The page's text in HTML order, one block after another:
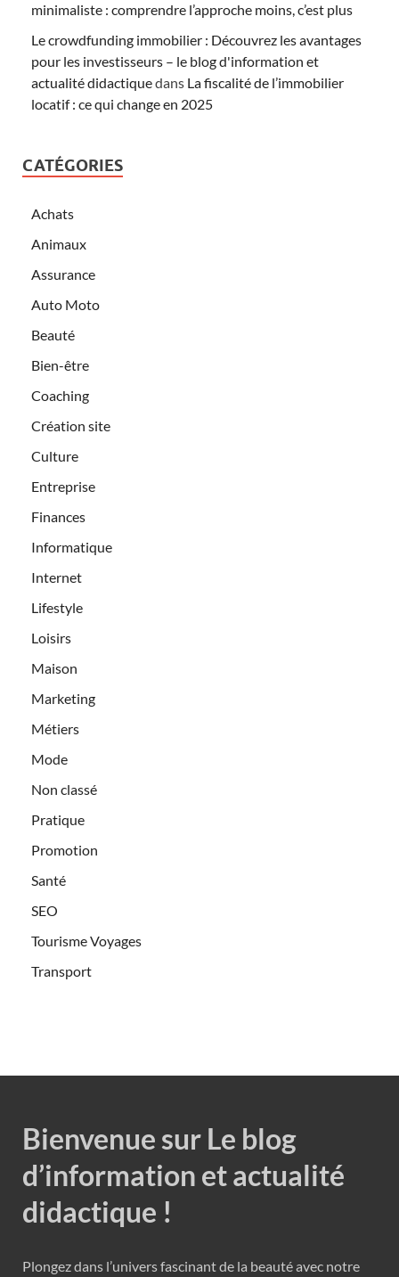
minimaliste : comprendre l’approche moins, c’est plus
Le crowdfunding immobilier : Découvrez les avantages
pour les investisseurs – le blog d'information et
actualité didactiquedans La fiscalité de l’immobilier
locatif : ce qui change en 2025
CATÉGORIES
Achats
Animaux
Assurance
Auto Moto
Beauté
Bien-être
Coaching
Création site
Culture
Entreprise
Finances
Informatique
Internet
Lifestyle
Loisirs
Maison
Marketing
Métiers
Mode
Non classé
Pratique
Promotion
Santé
SEO
Tourisme Voyages
Transport
Bienvenue sur Le blog
d’information et actualité
didactique !
Plongez dans l’univers fascinant de la beauté avec notre